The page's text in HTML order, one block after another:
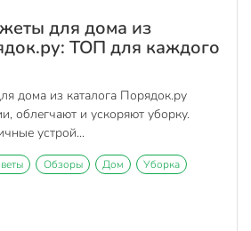
для дома из
ТОП для каждого
дома из каталога Порядок.ру
облегчают и ускоряют уборку.
устрой...
Обзоры Дом
Уборка